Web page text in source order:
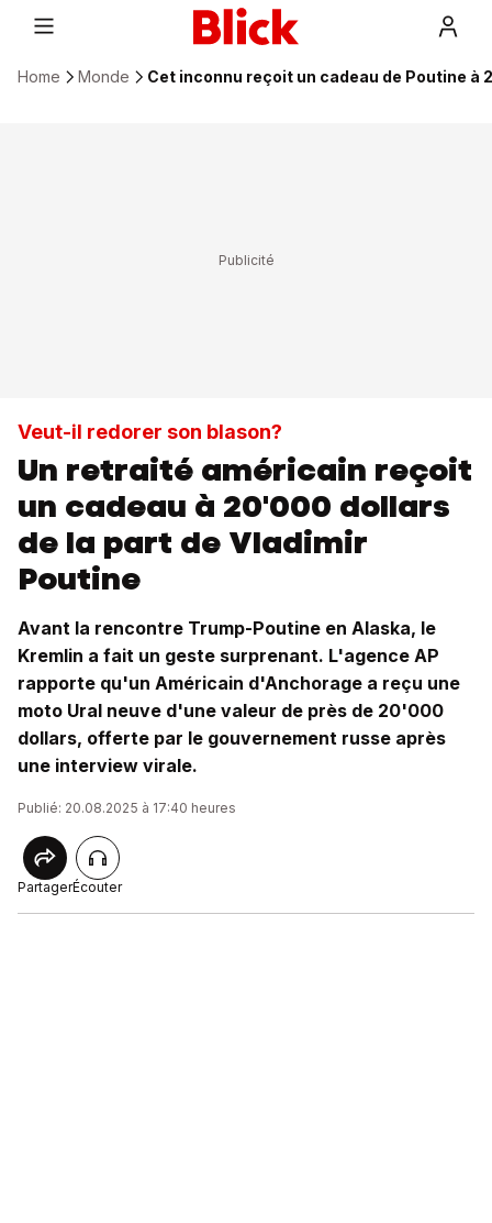
Home Monde Cet inconnu reçoit un cadeau de Poutine à
Veut-il redorer son blason?
Un retraité américain reçoit
un cadeau à 20'000 dollars
de la part de Vladimir
Poutine
Avant la rencontre Trump-Poutine en Alaska, le
Kremlin a fait un geste surprenant. L'agence AP
rapporte qu'un Américain d'Anchorage a reçu une
moto Ural neuve d'une valeur de près de 20'000
dollars, offerte par le gouvernement russe après
une interview virale.
Publié: 20.08.2025 à 17:40 heures
PartagerÉcouter